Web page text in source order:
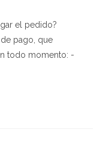
el pedido?
pago, que
todo momento: -